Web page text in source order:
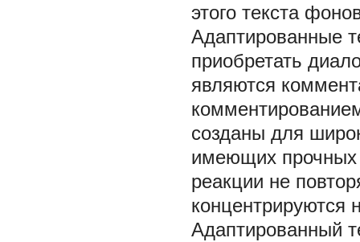
этого текста
Адаптированные
приобретать
являются
созданы для
имеющих прочных
реакции не
концентрируются
Адаптированный